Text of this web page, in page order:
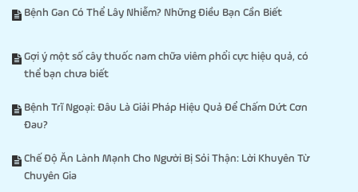
Bệnh Gan Có Thể Lây Nhiễm? Những Điều Bạn Cần Biết
Gợi ý một số cây thuốc nam chữa viêm phổi cực hiệu quả, có
thể bạn chưa biết
Bệnh Trĩ Ngoại: Đâu Là Giải Pháp Hiệu Quả Để Chấm Dứt Cơn
Đau?
Chế Độ Ăn Lành Mạnh Cho Người Bị Sỏi Thận: Lời Khuyên Từ
Chuyên Gia